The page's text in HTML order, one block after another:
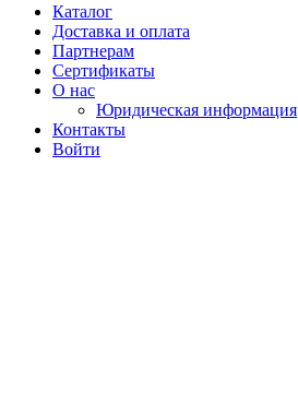
Каталог
Доставка и оплата
Партнерам
Сертификаты
О нас
Юридическая информация
Контакты
Войти